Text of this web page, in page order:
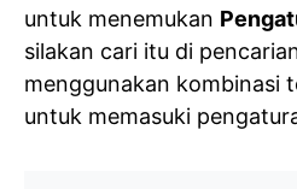
untuk menemukan
silakan cari itu di
menggunakan kombinasi
untuk memasuki